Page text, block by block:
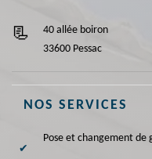
40 allée boiron
33600 Pessac
NOS SERVICES
Pose et changement